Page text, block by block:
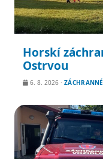
Horskí
Ostrvou
6. 8. 2026 ·